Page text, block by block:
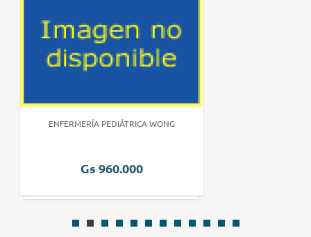
ENFERMERÍA PEDIÁTRICA WONG
Gs 960.000